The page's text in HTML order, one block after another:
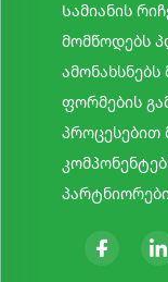
Სამიანის
მომწოდებს
ფორმების
პროცესებით